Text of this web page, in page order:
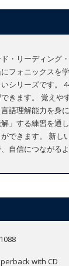
・リーディング
フォニックスを
シリーズです。
きます。 覚えや
語理解能力を身
」する練習を通
できます。 新し
自信につながる
with CD